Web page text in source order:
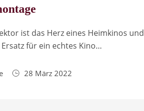
ist das Herz eines Heimkinos und
für ein echtes Kino…
28 März 2022